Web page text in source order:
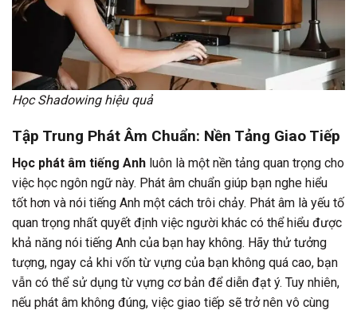
Học Shadowing hiệu quả
Tập Trung Phát Âm Chuẩn: Nền Tảng Giao Tiếp
Học phát âm tiếng Anh luôn là một nền tảng quan trọng cho
việc học ngôn ngữ này. Phát âm chuẩn giúp bạn nghe hiểu
tốt hơn và nói tiếng Anh một cách trôi chảy. Phát âm là yếu tố
quan trọng nhất quyết định việc người khác có thể hiểu được
khả năng nói tiếng Anh của bạn hay không. Hãy thử tưởng
tượng, ngay cả khi vốn từ vựng của bạn không quá cao, bạn
vẫn có thể sử dụng từ vựng cơ bản để diễn đạt ý. Tuy nhiên,
nếu phát âm không đúng, việc giao tiếp sẽ trở nên vô cùng